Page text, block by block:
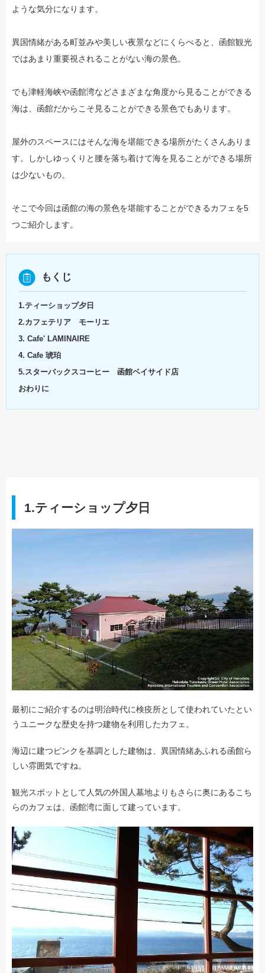
ような気分になります。
異国情緒がある町並みや美しい夜景などにくらべると、函館観光
ではあまり重要視されることがない海の景色。
でも津軽海峡や函館湾などさまざまな角度から見ることができる
海は、函館だからこそ見ることができる景色でもあります。
屋外のスペースにはそんな海を堪能できる場所がたくさんありま
す。しかしゆっくりと腰を落ち着けて海を見ることができる場所
は少ないもの。
そこで今回は函館の海の景色を堪能することができるカフェを5
つご紹介します。
もくじ
1.ティーショップ夕日
2.カフェテリア モーリエ
3. Cafe' LAMINAIRE
4. Cafe 琥珀
5.スターバックスコーヒー 函館ベイサイド店
おわりに
1.ティーショップ夕日
最初にご紹介するのは明治時代に検疫所として使われていたとい
うユニークな歴史を持つ建物を利用したカフェ。
海辺に建つピンクを基調とした建物は、異国情緒あふれる函館ら
しい雰囲気ですね。
観光スポットとして人気の外国人墓地よりもさらに奥にあるこち
らのカフェは、函館湾に面して建っています。